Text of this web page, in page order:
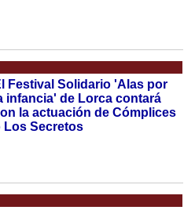
Festival Solidario 'Alas por
infancia' de Lorca contará
la actuación de Cómplices
Los Secretos